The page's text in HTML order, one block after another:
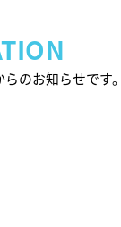
のお知らせです。